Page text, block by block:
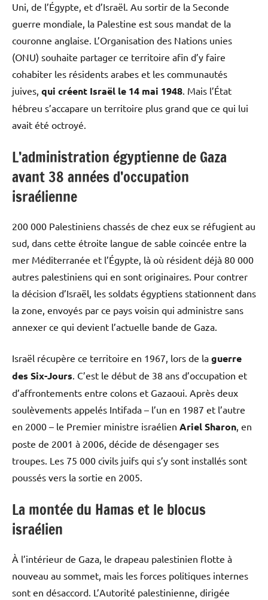
Uni, de l’Égypte, et d’Israël. Au sortir de la Seconde
guerre mondiale, la Palestine est sous mandat de la
couronne anglaise. L’Organisation des Nations unies
(ONU) souhaite partager ce territoire afin d’y faire
cohabiter les résidents arabes et les communautés
juives, qui créent Israël le 14 mai 1948. Mais l’État
hébreu s’accapare un territoire plus grand que ce qui lui
avait été octroyé.
L’administration égyptienne de Gaza
avant 38 années d’occupation
israélienne
200 000 Palestiniens chassés de chez eux se réfugient au
sud, dans cette étroite langue de sable coincée entre la
mer Méditerranée et l’Égypte, là où résident déjà 80 000
autres palestiniens qui en sont originaires. Pour contrer
la décision d’Israël, les soldats égyptiens stationnent dans
la zone, envoyés par ce pays voisin qui administre sans
annexer ce qui devient l’actuelle bande de Gaza.
Israël récupère ce territoire en 1967, lors de la guerre
des Six-Jours. C’est le début de 38 ans d’occupation et
d’affrontements entre colons et Gazaoui. Après deux
soulèvements appelés Intifada – l’un en 1987 et l’autre
en 2000 – le Premier ministre israélien Ariel Sharon, en
poste de 2001 à 2006, décide de désengager ses
troupes. Les 75 000 civils juifs qui s’y sont installés sont
poussés vers la sortie en 2005.
La montée du Hamas et le blocus
israélien
À l’intérieur de Gaza, le drapeau palestinien flotte à
nouveau au sommet, mais les forces politiques internes
sont en désaccord. L’Autorité palestinienne, dirigée